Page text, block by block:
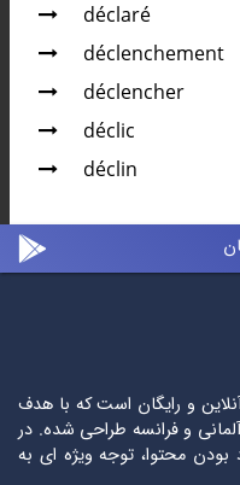
déclaré
déclenchement
déclencher
déclic
déclin
و رایگان است که با هدف
و فرانسه طراحی شده. در
بودن محتوا، توجه ویژه ای به